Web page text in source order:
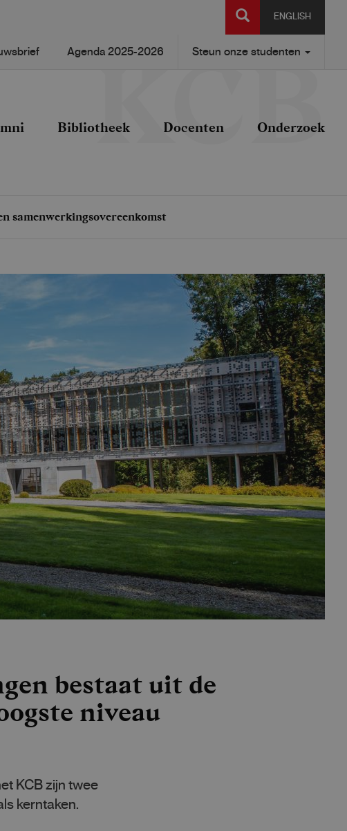
ENGLISH
SEARCH
Agenda 2025-2026 Steun onze studenten
Bibliotheek Docenten Onderzoek
samenwerkingsovereenkomst
bestaat uit de
niveau
KCB zijn twee
kerntaken.